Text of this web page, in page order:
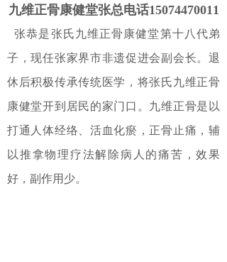
九维正骨康健堂张总电话15074470011
张恭是张氏九维正骨康健堂第十八代弟
子，现任张家界市非遗促进会副会长。退
休后积极传承传统医学，将张氏九维正骨
康健堂开到居民的家门口。九维正骨是以
打通人体经络、活血化瘀，正骨止痛，辅
以推拿物理疗法解除病人的痛苦，效果
好，副作用少。